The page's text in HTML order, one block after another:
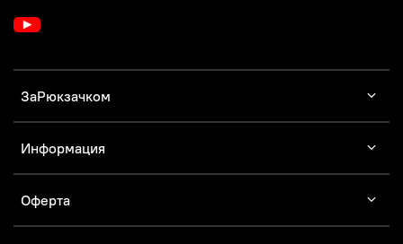
ЗаРюкзачком
Информация
Оферта